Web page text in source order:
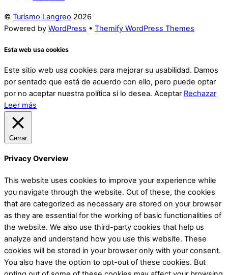
© Turismo Langreo 2026
Powered by WordPress • Themify WordPress Themes
Esta web usa cookies
Este sitio web usa cookies para mejorar su usabilidad. Damos
por sentado que está de acuerdo con ello, pero puede optar
por no aceptar nuestra política si lo desea. Aceptar Rechazar
Leer más
Cerrar
Privacy Overview
This website uses cookies to improve your experience while
you navigate through the website. Out of these, the cookies
that are categorized as necessary are stored on your browser
as they are essential for the working of basic functionalities of
the website. We also use third-party cookies that help us
analyze and understand how you use this website. These
cookies will be stored in your browser only with your consent.
You also have the option to opt-out of these cookies. But